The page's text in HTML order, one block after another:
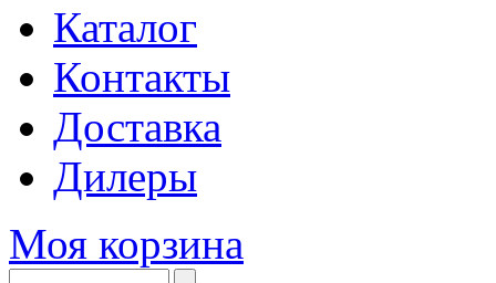
Каталог
Контакты
Доставка
Дилеры
Моя корзина